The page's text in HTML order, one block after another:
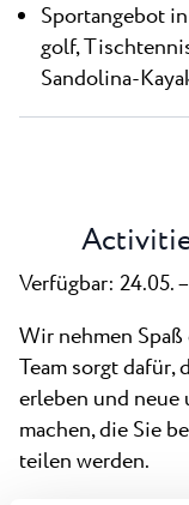
Sportangebot
golf,
Sandolina-
Verfügbar: 24.05.
Wir nehmen
Team sorgt dafür,
erleben und neue
machen, die Sie
teilen werden.